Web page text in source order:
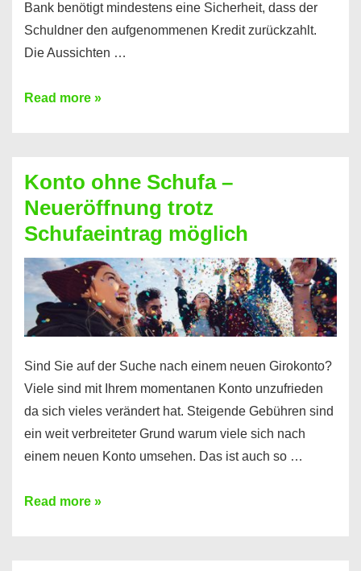
Bank benötigt mindestens eine Sicherheit, dass der
Schuldner den aufgenommenen Kredit zurückzahlt.
Die Aussichten …
Mit
Sie
einen
Kredit
ohne
Einkommensnachweis
Read more »
Konto ohne Schufa –
Neueröffnung trotz
Schufaeintrag möglich
Sind Sie auf der Suche nach einem neuen Girokonto?
Viele sind mit Ihrem momentanen Konto unzufrieden
da sich vieles verändert hat. Steigende Gebühren sind
ein weit verbreiteter Grund warum viele sich nach
einem neuen Konto umsehen. Das ist auch so …
Konto
Read more »